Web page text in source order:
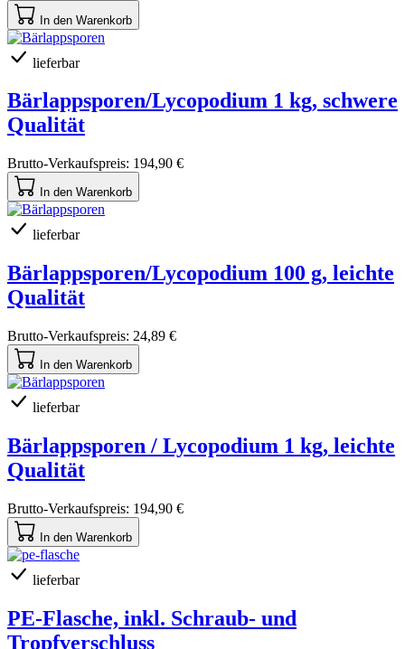
In den Warenkorb
lieferbar
Bärlappsporen/Lycopodium 1 kg, schwere
Qualität
Brutto-Verkaufspreis: 194,90 €
In den Warenkorb
lieferbar
Bärlappsporen/Lycopodium 100 g, leichte
Qualität
Brutto-Verkaufspreis: 24,89 €
In den Warenkorb
lieferbar
Bärlappsporen / Lycopodium 1 kg, leichte
Qualität
Brutto-Verkaufspreis: 194,90 €
In den Warenkorb
lieferbar
PE-Flasche, inkl. Schraub- und
Tropfverschluss